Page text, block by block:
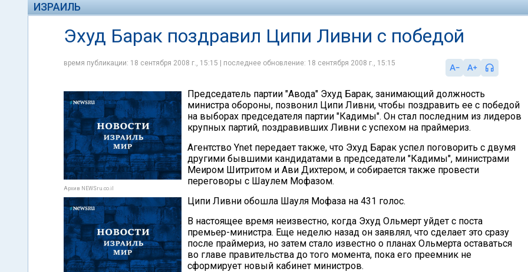
ИЗРАИЛЬ
Эхуд Барак поздравил Ципи Ливни с победой
время публикации: 18 сентября 2008 г., 15:15 | последнее обновление: 18 сентября 2008 г., 15:15
Архив NEWSru.co.il
Председатель партии "Авода" Эхуд Барак, занимающий должность
министра обороны, позвонил Ципи Ливни, чтобы поздравить ее с победой
на выборах председателя партии "Кадимы". Он стал последним из лидеров
крупных партий, поздравивших Ливни с успехом на праймериз.
Агентство Ynet передает также, что Эхуд Барак успел поговорить с двумя
другими бывшими кандидатами в председатели "Кадимы", министрами
Меиром Шитритом и Ави Дихтером, и собирается также провести
переговоры с Шаулем Мофазом.
Ципи Ливни обошла Шауля Мофаза на 431 голос.
В настоящее время неизвестно, когда Эхуд Ольмерт уйдет с поста
премьер-министра. Еще неделю назад он заявлял, что сделает это сразу
после праймериз, но затем стало известно о планах Ольмерта оставаться
во главе правительства до того момента, пока его преемник не
сформирует новый кабинет министров.